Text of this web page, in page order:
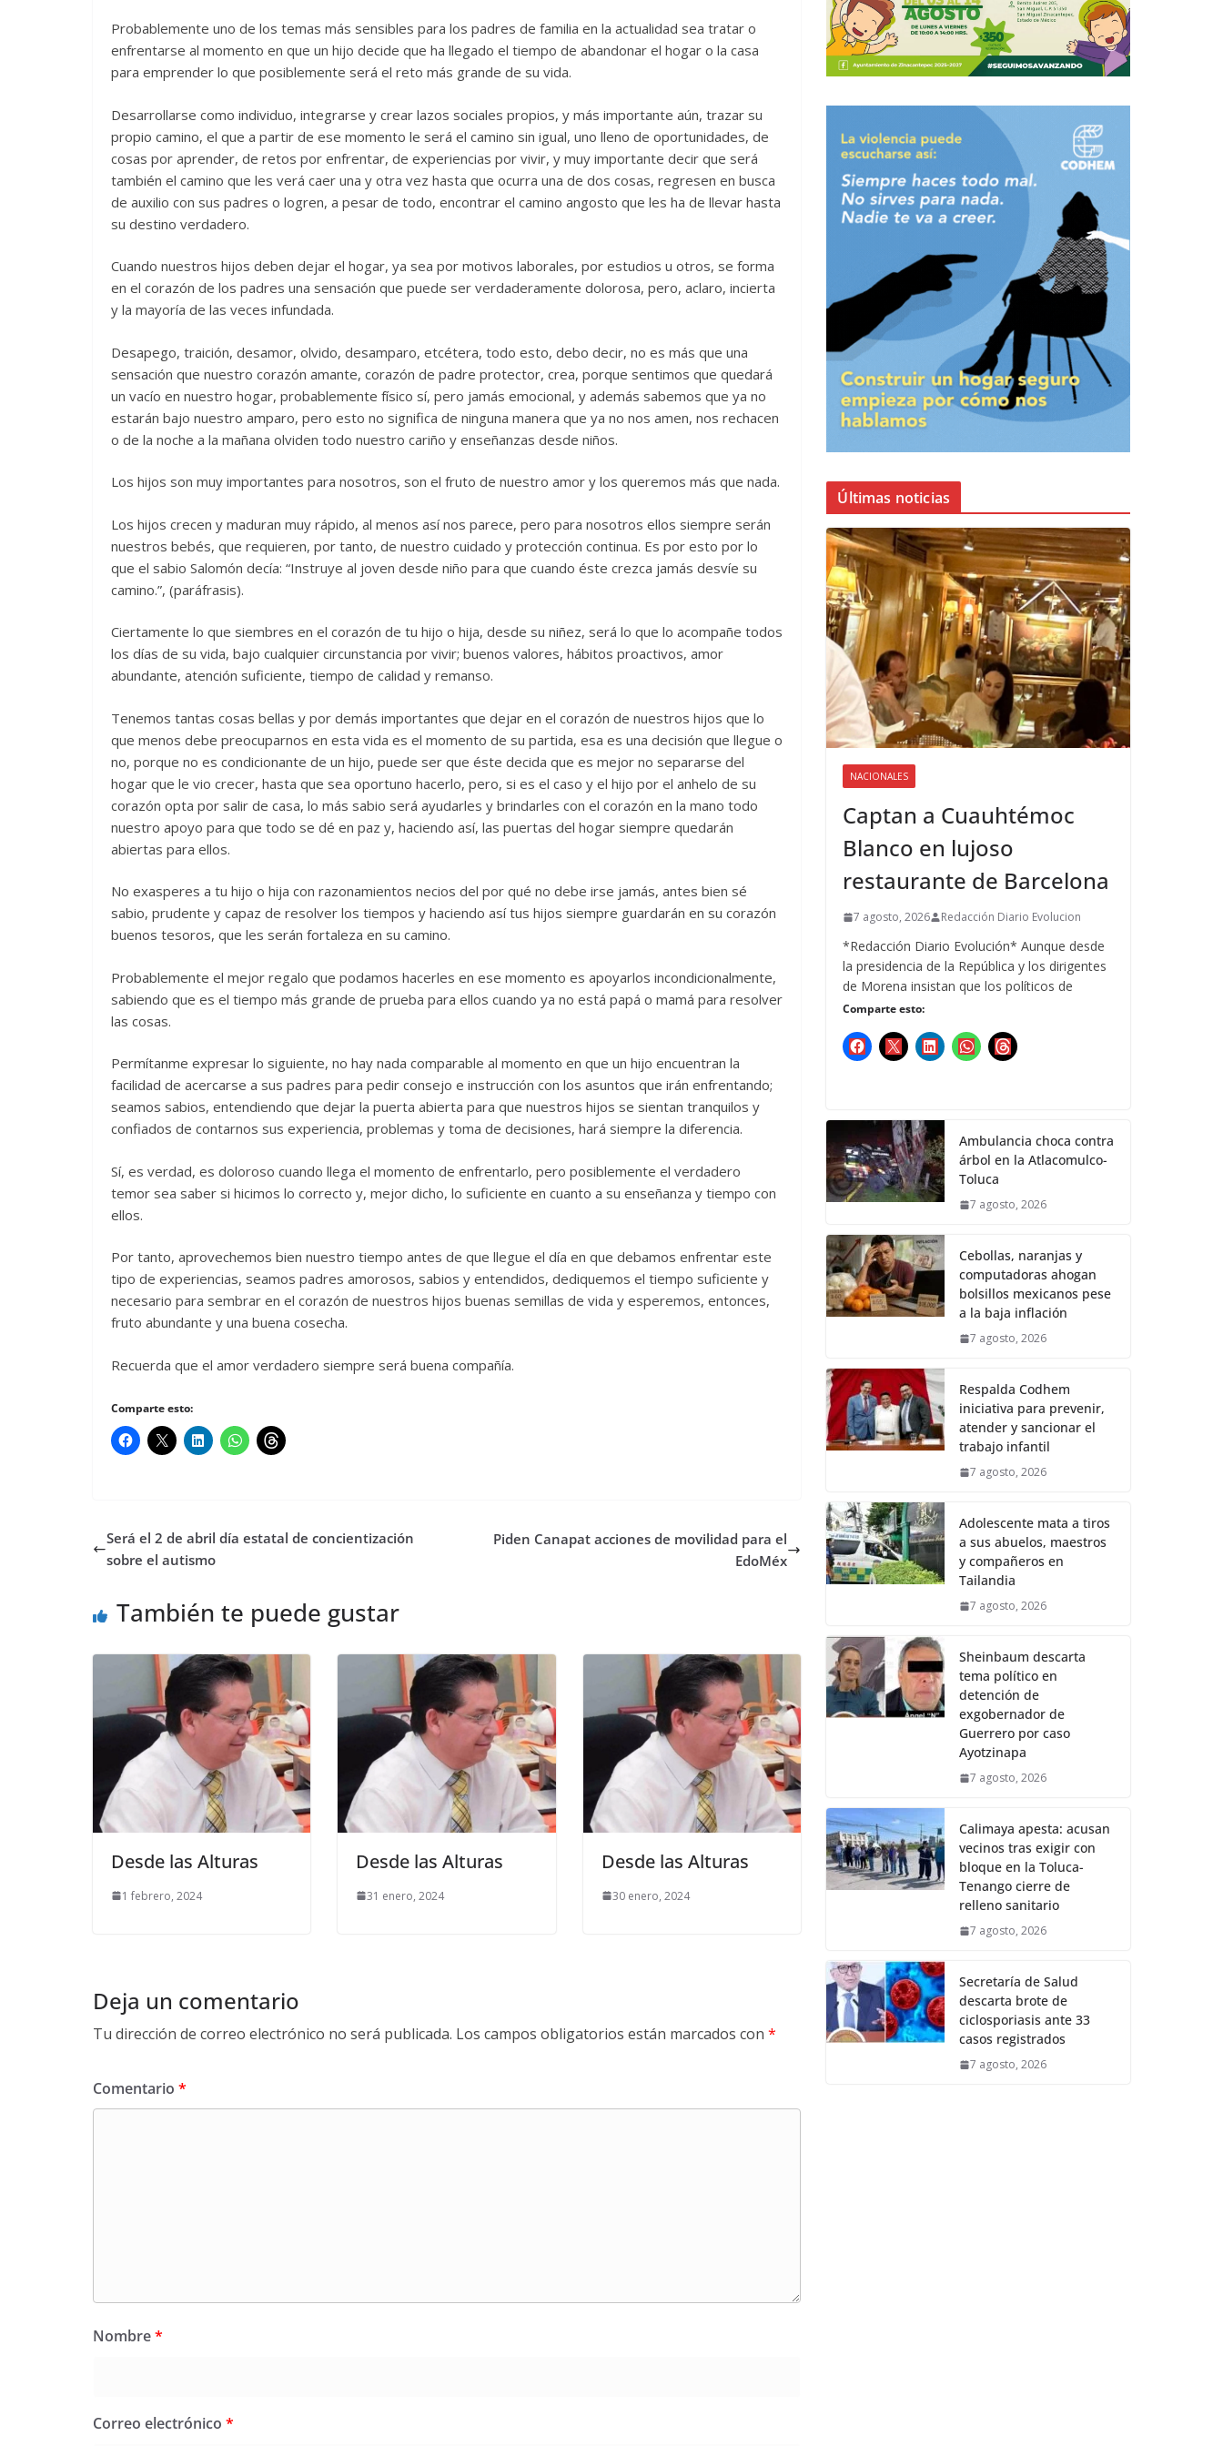
Probablemente uno de los temas más sensibles para los padres de familia en la actualidad sea tratar o
enfrentarse al momento en que un hijo decide que ha llegado el tiempo de abandonar el hogar o la casa
para emprender lo que posiblemente será el reto más grande de su vida.
Desarrollarse como individuo, integrarse y crear lazos sociales propios, y más importante aún, trazar su
propio camino, el que a partir de ese momento le será el camino sin igual, uno lleno de oportunidades, de
cosas por aprender, de retos por enfrentar, de experiencias por vivir, y muy importante decir que será
también el camino que les verá caer una y otra vez hasta que ocurra una de dos cosas, regresen en busca
de auxilio con sus padres o logren, a pesar de todo, encontrar el camino angosto que les ha de llevar hasta
su destino verdadero.
Cuando nuestros hijos deben dejar el hogar, ya sea por motivos laborales, por estudios u otros, se forma
en el corazón de los padres una sensación que puede ser verdaderamente dolorosa, pero, aclaro, incierta
y la mayoría de las veces infundada.
Desapego, traición, desamor, olvido, desamparo, etcétera, todo esto, debo decir, no es más que una
sensación que nuestro corazón amante, corazón de padre protector, crea, porque sentimos que quedará
un vacío en nuestro hogar, probablemente físico sí, pero jamás emocional, y además sabemos que ya no
estarán bajo nuestro amparo, pero esto no significa de ninguna manera que ya no nos amen, nos rechacen
o de la noche a la mañana olviden todo nuestro cariño y enseñanzas desde niños.
Los hijos son muy importantes para nosotros, son el fruto de nuestro amor y los queremos más que nada.
Los hijos crecen y maduran muy rápido, al menos así nos parece, pero para nosotros ellos siempre serán
nuestros bebés, que requieren, por tanto, de nuestro cuidado y protección continua. Es por esto por lo
que el sabio Salomón decía: “Instruye al joven desde niño para que cuando éste crezca jamás desvíe su
camino.”, (paráfrasis).
Ciertamente lo que siembres en el corazón de tu hijo o hija, desde su niñez, será lo que lo acompañe todos
los días de su vida, bajo cualquier circunstancia por vivir; buenos valores, hábitos proactivos, amor
abundante, atención suficiente, tiempo de calidad y remanso.
Tenemos tantas cosas bellas y por demás importantes que dejar en el corazón de nuestros hijos que lo
que menos debe preocuparnos en esta vida es el momento de su partida, esa es una decisión que llegue o
no, porque no es condicionante de un hijo, puede ser que éste decida que es mejor no separarse del
hogar que le vio crecer, hasta que sea oportuno hacerlo, pero, si es el caso y el hijo por el anhelo de su
corazón opta por salir de casa, lo más sabio será ayudarles y brindarles con el corazón en la mano todo
nuestro apoyo para que todo se dé en paz y, haciendo así, las puertas del hogar siempre quedarán
abiertas para ellos.
No exasperes a tu hijo o hija con razonamientos necios del por qué no debe irse jamás, antes bien sé
sabio, prudente y capaz de resolver los tiempos y haciendo así tus hijos siempre guardarán en su corazón
buenos tesoros, que les serán fortaleza en su camino.
Probablemente el mejor regalo que podamos hacerles en ese momento es apoyarlos incondicionalmente,
sabiendo que es el tiempo más grande de prueba para ellos cuando ya no está papá o mamá para resolver
las cosas.
Permítanme expresar lo siguiente, no hay nada comparable al momento en que un hijo encuentran la
facilidad de acercarse a sus padres para pedir consejo e instrucción con los asuntos que irán enfrentando;
seamos sabios, entendiendo que dejar la puerta abierta para que nuestros hijos se sientan tranquilos y
confiados de contarnos sus experiencia, problemas y toma de decisiones, hará siempre la diferencia.
Sí, es verdad, es doloroso cuando llega el momento de enfrentarlo, pero posiblemente el verdadero
temor sea saber si hicimos lo correcto y, mejor dicho, lo suficiente en cuanto a su enseñanza y tiempo con
ellos.
Por tanto, aprovechemos bien nuestro tiempo antes de que llegue el día en que debamos enfrentar este
tipo de experiencias, seamos padres amorosos, sabios y entendidos, dediquemos el tiempo suficiente y
necesario para sembrar en el corazón de nuestros hijos buenas semillas de vida y esperemos, entonces,
fruto abundante y una buena cosecha.
Recuerda que el amor verdadero siempre será buena compañía.
Comparte esto:
Será el 2 de abril día estatal de concientización
sobre el autismo
Piden Canapat acciones de movilidad para el
EdoMéx
También te puede gustar
Desde las Alturas
1 febrero, 2024
Desde las Alturas
31 enero, 2024
Desde las Alturas
30 enero, 2024
Deja un comentario
Tu dirección de correo electrónico no será publicada. Los campos obligatorios están marcados con *
Comentario *
Nombre*
Correo electrónico *
Últimas noticias
NACIONALES
Captan a Cuauhtémoc
Blanco en lujoso
restaurante de Barcelona
7 agosto, 2026 Redacción Diario Evolucion
*Redacción Diario Evolución* Aunque desde
la presidencia de la República y los dirigentes
de Morena insistan que los políticos de
Comparte esto:
Ambulancia choca contra
árbol en la Atlacomulco-
Toluca
7 agosto, 2026
Cebollas, naranjas y
computadoras ahogan
bolsillos mexicanos pese
a la baja inflación
7 agosto, 2026
Respalda Codhem
iniciativa para prevenir,
atender y sancionar el
trabajo infantil
7 agosto, 2026
Adolescente mata a tiros
a sus abuelos, maestros
y compañeros en
Tailandia
7 agosto, 2026
Sheinbaum descarta
tema político en
detención de
exgobernador de
Guerrero por caso
Ayotzinapa
7 agosto, 2026
Calimaya apesta: acusan
vecinos tras exigir con
bloque en la Toluca-
Tenango cierre de
relleno sanitario
7 agosto, 2026
Secretaría de Salud
descarta brote de
ciclosporiasis ante 33
casos registrados
7 agosto, 2026